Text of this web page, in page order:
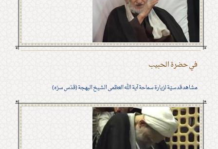
في حضرة الحبيب
مشاهد قدسيّة لزيارة سماحة آية الله العظمى الشيخ البهجة (قدّس سرّه)